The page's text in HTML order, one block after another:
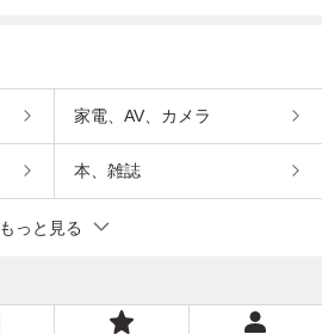
家電、AV、カメラ
本、雑誌
もっと見る